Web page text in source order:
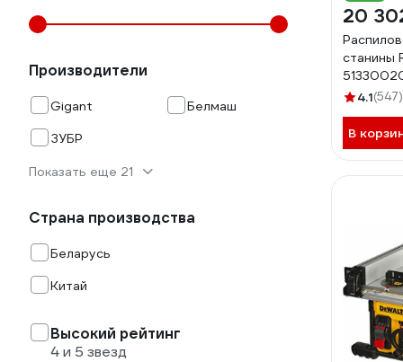
Производители
Gigant
Белмаш
ЗУБР
Показать еще 21
Страна производства
Беларусь
Китай
Высокий рейтинг
4 и 5 звезд
20
станины
4.1(547)
В